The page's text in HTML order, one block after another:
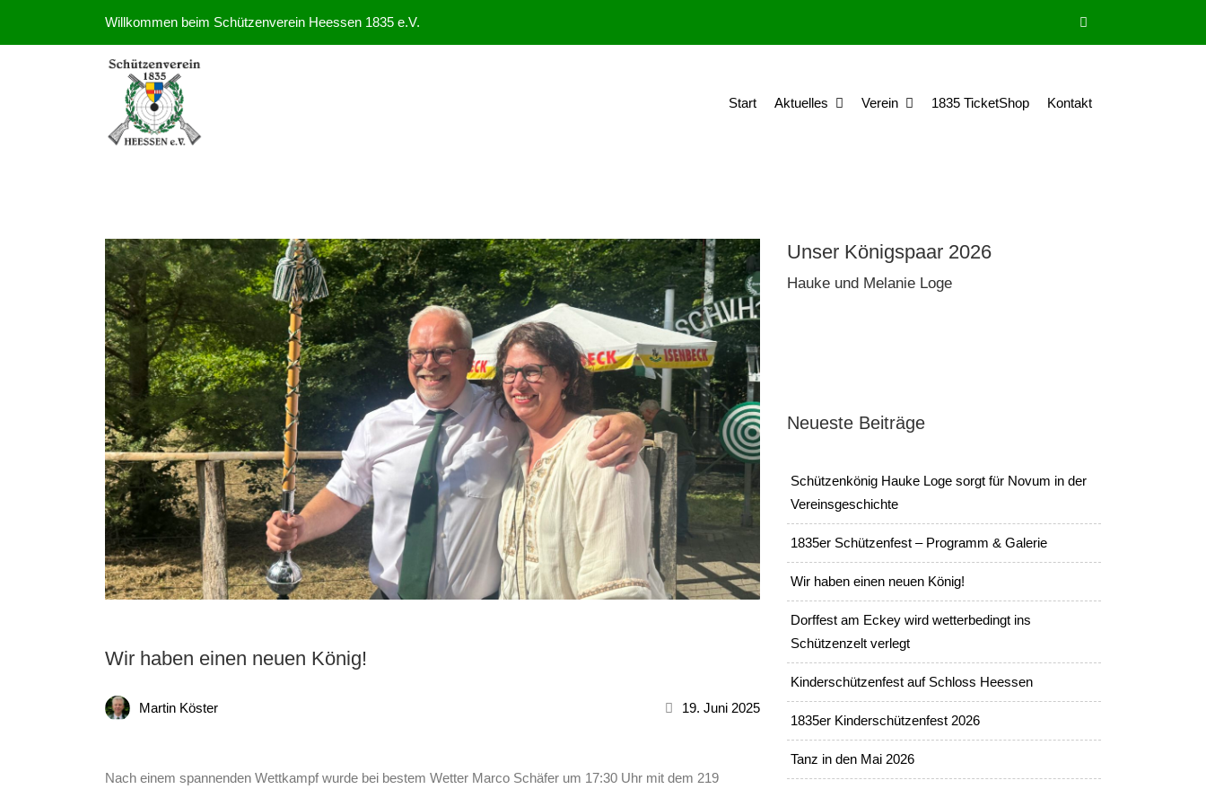
Willkommen beim Schützenverein Heessen 1835 e.V.
Start Aktuelles Verein 1835 TicketShop Kontakt
Wir haben einen neuen König!
Martin Köster 19. Juni 2025
Nach einem spannenden Wettkampf wurde bei bestem Wetter Marco Schäfer um 17:30 Uhr mit dem 219
Unser Königspaar 2026
Hauke und Melanie Loge
Neueste Beiträge
Schützenkönig Hauke Loge sorgt für Novum in der
Vereinsgeschichte
1835er Schützenfest – Programm & Galerie
Wir haben einen neuen König!
Dorffest am Eckey wird wetterbedingt ins
Schützenzelt verlegt
Kinderschützenfest auf Schloss Heessen
1835er Kinderschützenfest 2026
Tanz in den Mai 2026